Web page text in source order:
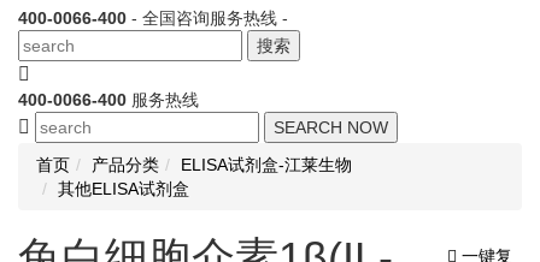
400-0066-400 - 全国咨询服务热线 -
搜索
400-0066-400 服务热线
SEARCH NOW
首页
产品分类
ELISA试剂盒-江莱生物
其他ELISA试剂盒
一键复